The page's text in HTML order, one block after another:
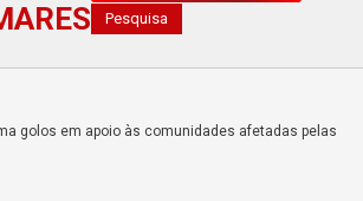
Pesquisa
golos em apoio às comunidades afetadas pelas